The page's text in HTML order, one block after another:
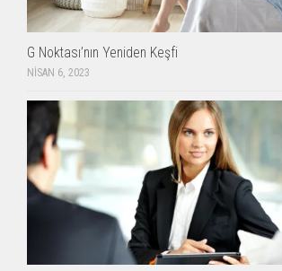
G Noktası’nın Yeniden Keşfi
NISAN 6, 2023